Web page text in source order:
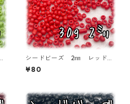
シードビーズ 2㎜ レッド
30ｇ【SEED-BEADS-o02-R
ED】
¥80